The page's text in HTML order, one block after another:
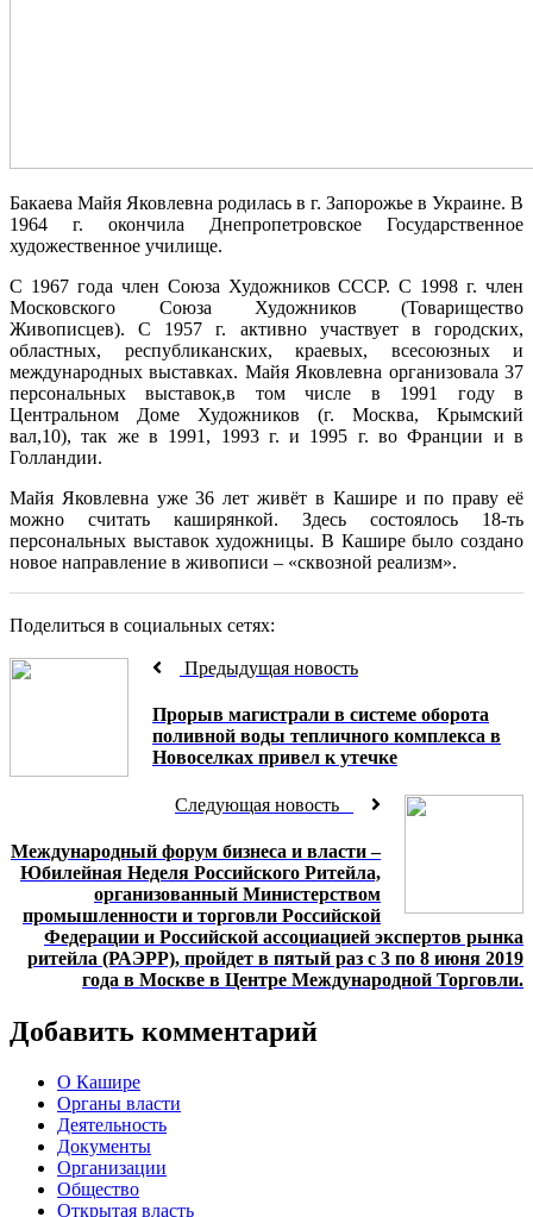
Бакаева Майя Яковлевна родилась в г. Запорожье в Украине. В
1964 г. окончила Днепропетровское Государственное
художественное училище.
С 1967 года член Союза Художников СССР. С 1998 г. член
Московского Союза Художников (Товарищество
Живописцев). С 1957 г. активно участвует в городских,
областных, республиканских, краевых, всесоюзных и
международных выставках. Майя Яковлевна организовала 37
персональных выставок,в том числе в 1991 году в
Центральном Доме Художников (г. Москва, Крымский
вал,10), так же в 1991, 1993 г. и 1995 г. во Франции и в
Голландии.
Майя Яковлевна уже 36 лет живёт в Кашире и по праву её
можно считать каширянкой. Здесь состоялось 18-ть
персональных выставок художницы. В Кашире было создано
новое направление в живописи – «сквозной реализм».
Поделиться в социальных сетях:
Предыдущая новость
Прорыв магистрали в системе оборота
поливной воды тепличного комплекса в
Новоселках привел к утечке
Следующая новость
Международный форум бизнеса и власти –
Юбилейная Неделя Российского Ритейла,
организованный Министерством
промышленности и торговли Российской
Федерации и Российской ассоциацией экспертов рынка
ритейла (РАЭРР), пройдет в пятый раз с 3 по 8 июня 2019
года в Москве в Центре Международной Торговли.
Добавить комментарий
О Кашире
Органы власти
Деятельность
Документы
Организации
Общество
Открытая власть